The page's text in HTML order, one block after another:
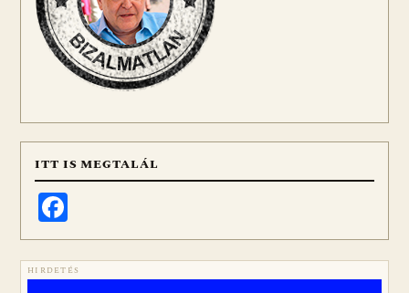
ITT IS MEGTALÁL
HIRDETÉS